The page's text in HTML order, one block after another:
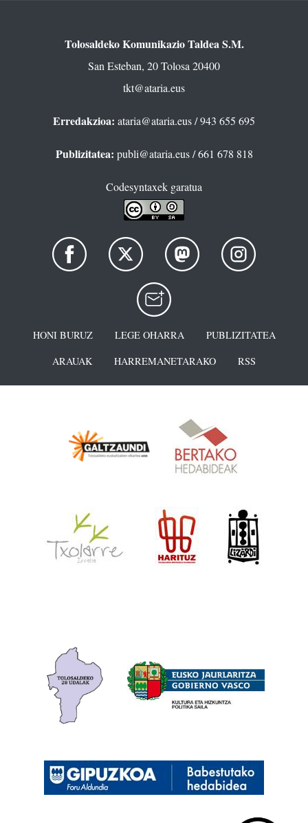
Tolosaldeko Komunikazio Taldea S.M.
San Esteban, 20 Tolosa 20400
tkt@ataria.eus
Erredakzioa: ataria@ataria.eus/ 943 655 695
Publizitatea: publi@ataria.eus/ 661 678 818
Codesyntaxek garatua
HONI BURUZ LEGE OHARRA
PUBLIZITATEA
ARAUAK
HARREMANETARAKO RSS